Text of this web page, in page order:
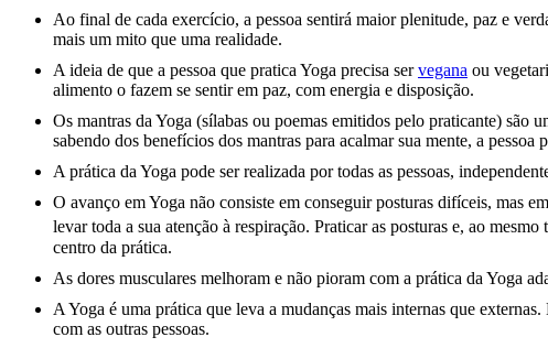
Ao final de cada exercício, a pessoa sentirá maior plenitude, paz e
mais um mito que uma realidade.
A ideia de que a pessoa que pratica Yoga precisa servegana ou
alimento o fazem se sentir em paz, com energia e disposição.
Os mantras da Yoga (sílabas ou poemas emitidos pelo praticante) são
sabendo dos benefícios dos mantras para acalmar sua mente, a
A prática da Yoga pode ser realizada por todas as pessoas,
O avanço em Yoga não consiste em conseguir posturas difíceis, mas
levar toda a sua atenção à respiração. Praticar as posturas e, ao
centro da prática.
As dores musculares melhoram e não pioram com a prática da Yoga
A Yoga é uma prática que leva a mudanças mais internas que
com as outras pessoas.